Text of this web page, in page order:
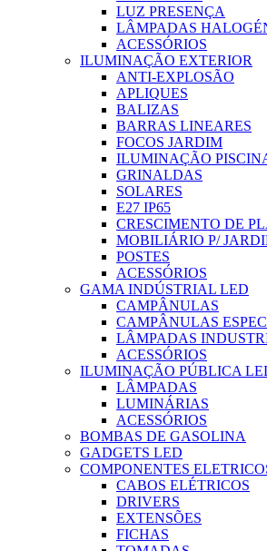
LUZ PRESENÇA
LÂMPADAS
ACESSÓRIOS
ILUMINAÇÃO EXTERIOR
ANTI-EXPLOSÃO
APLIQUES
BALIZAS
BARRAS LINEARES
FOCOS JARDIM
ILUMINAÇÃO
GRINALDAS
SOLARES
E27 IP65
CRESCIMENTO DE
MOBILIÁRIO P/
POSTES
ACESSÓRIOS
GAMA INDÚSTRIAL LED
CAMPÂNULAS
CAMPÂNULAS
LÂMPADAS
ACESSÓRIOS
ILUMINAÇÃO PÚBLICA
LÂMPADAS
LUMINÁRIAS
ACESSÓRIOS
BOMBAS DE GASOLINA
GADGETS LED
COMPONENTES
CABOS ELÉTRICOS
DRIVERS
EXTENSÕES
FICHAS